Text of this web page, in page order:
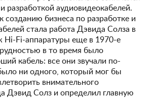
разработкой аудиовидеокабелей.
созданию бизнеса по разработке и
стала работа Дэвида Солза в
Hi-Fi-аппаратуры еще в 1970-е
в то время было
кабель: все они звучали по-
ни одного, который мог бы
внимательного
Дэвид Солз и определил главную